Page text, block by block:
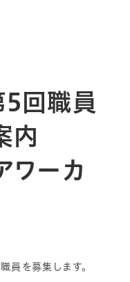
回職員
内
ワーカ
を募集します。